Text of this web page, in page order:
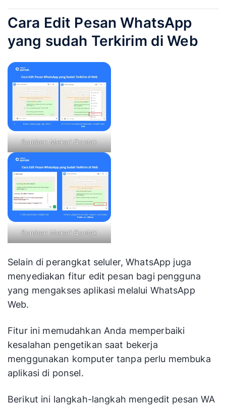
Cara Edit Pesan WhatsApp
yang sudah Terkirim di Web
Sumber: Mekari Qontak
Sumber: Mekari Qontak
Selain di perangkat seluler, WhatsApp juga
menyediakan fitur edit pesan bagi pengguna
yang mengakses aplikasi melalui WhatsApp
Web.
Fitur ini memudahkan Anda memperbaiki
kesalahan pengetikan saat bekerja
menggunakan komputer tanpa perlu membuka
aplikasi di ponsel.
Berikut ini langkah-langkah mengedit pesan WA